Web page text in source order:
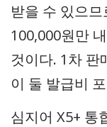
받을 수 있으
100,000원만
것이다. 1차 판
이 둘 발급비
심지어 X5+ 통